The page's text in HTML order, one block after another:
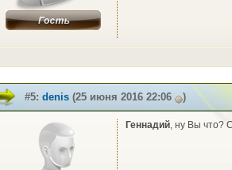
#5: denis (25 июня 2016 22:06 )
Геннадий, ну Вы что?